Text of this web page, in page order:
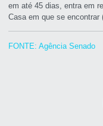
em até 45 dias, entra em
Casa em que se encontrar
FONTE: Agência Senado